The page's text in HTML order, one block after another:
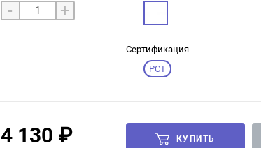
- +
Сертификация
РСТ
4 130 ₽ КУПИТЬ